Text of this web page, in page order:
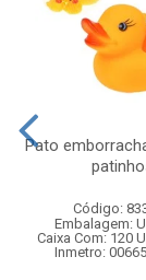
Pato
Código:
Embalagem:
Caixa Com: 120
Inmetro: